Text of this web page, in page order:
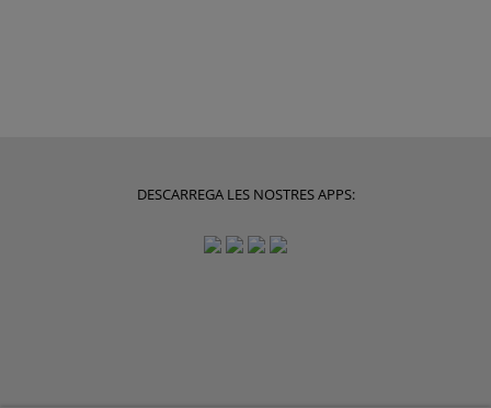
DESCARREGA LES NOSTRES APPS: